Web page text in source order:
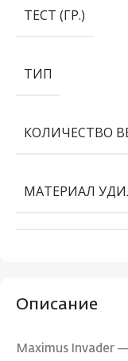
Описание
Maximus Invader
ТЕСТ (ГР.)
ТИП
КОЛИЧЕСТВО
МАТЕРИАЛ